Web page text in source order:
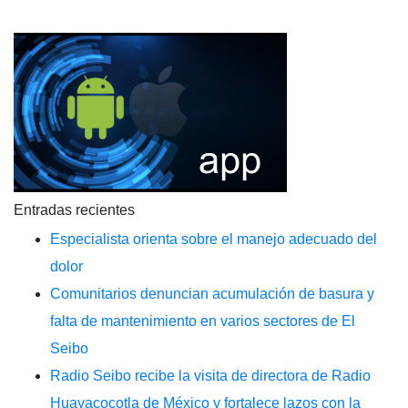
Entradas recientes
Especialista orienta sobre el manejo adecuado del
dolor
Comunitarios denuncian acumulación de basura y
falta de mantenimiento en varios sectores de El
Seibo
Radio Seibo recibe la visita de directora de Radio
Huayacocotla de México y fortalece lazos con la